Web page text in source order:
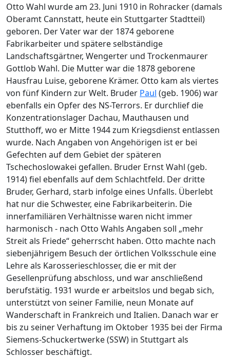
Otto Wahl wurde am 23. Juni 1910 in Rohracker (damals
Oberamt Cannstatt, heute ein Stuttgarter Stadtteil)
geboren. Der Vater war der 1874 geborene
Fabrikarbeiter und spätere selbständige
Landschaftsgärtner, Wengerter und Trockenmaurer
Gottlob Wahl. Die Mutter war die 1878 geborene
Hausfrau Luise, geborene Krämer. Otto kam als viertes
von fünf Kindern zur Welt. Bruder Paul (geb. 1906) war
ebenfalls ein Opfer des NS-Terrors. Er durchlief die
Konzentrationslager Dachau, Mauthausen und
Stutthoff, wo er Mitte 1944 zum Kriegsdienst entlassen
wurde. Nach Angaben von Angehörigen ist er bei
Gefechten auf dem Gebiet der späteren
Tschechoslowakei gefallen. Bruder Ernst Wahl (geb.
1914) fiel ebenfalls auf dem Schlachtfeld. Der dritte
Bruder, Gerhard, starb infolge eines Unfalls. Überlebt
hat nur die Schwester, eine Fabrikarbeiterin. Die
innerfamiliären Verhältnisse waren nicht immer
harmonisch - nach Otto Wahls Angaben soll „mehr
Streit als Friede“ geherrscht haben. Otto machte nach
siebenjährigem Besuch der örtlichen Volksschule eine
Lehre als Karosserieschlosser, die er mit der
Gesellenprüfung abschloss, und war anschließend
berufstätig. 1931 wurde er arbeitslos und begab sich,
unterstützt von seiner Familie, neun Monate auf
Wanderschaft in Frankreich und Italien. Danach war er
bis zu seiner Verhaftung im Oktober 1935 bei der Firma
Siemens-Schuckertwerke (SSW) in Stuttgart als
Schlosser beschäftigt.